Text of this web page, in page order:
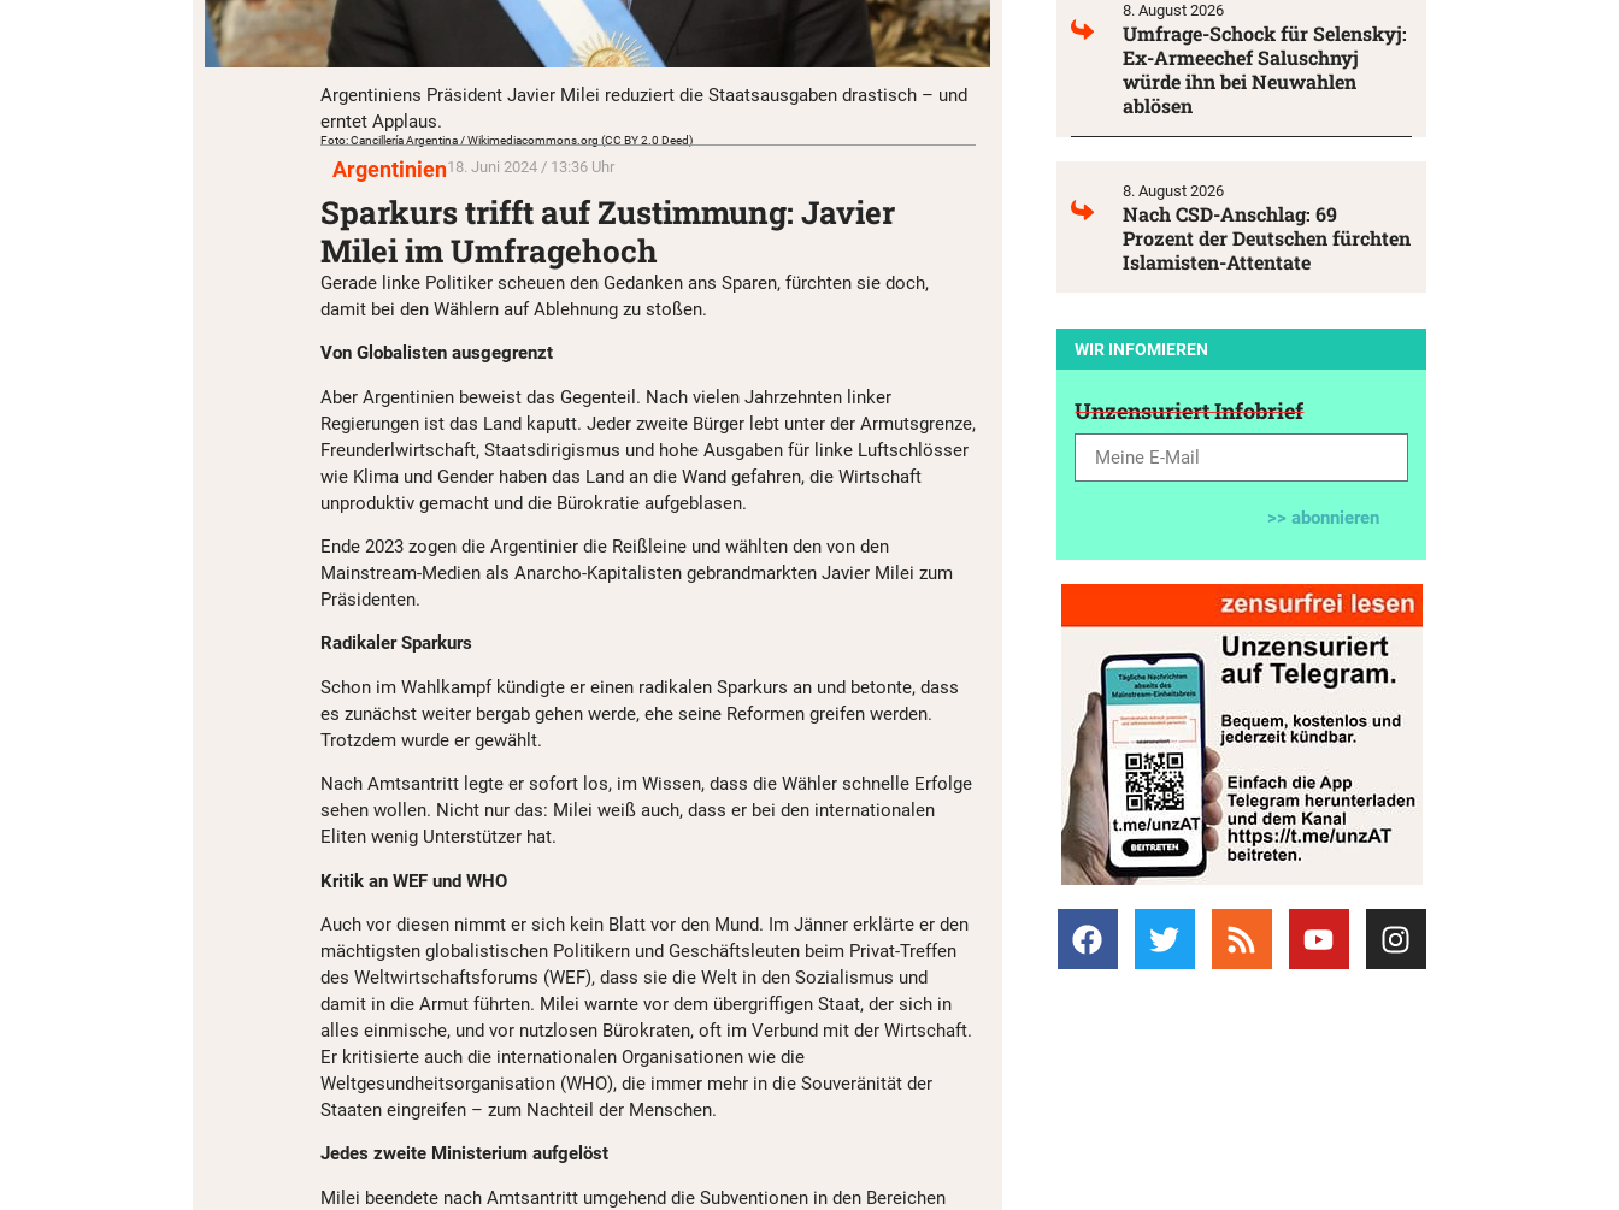
Argentiniens Präsident Javier Milei reduziert die Staatsausgaben drastisch – und
erntet Applaus.
Foto: Cancillería Argentina / Wikimediacommons.org (CC BY 2.0 Deed)
Argentinien18. Juni 2024 / 13:36 Uhr
Sparkurs trifft auf Zustimmung: Javier
Milei im Umfragehoch
Gerade linke Politiker scheuen den Gedanken ans Sparen, fürchten sie doch,
damit bei den Wählern auf Ablehnung zu stoßen.
Von Globalisten ausgegrenzt
Aber Argentinien beweist das Gegenteil. Nach vielen Jahrzehnten linker
Regierungen ist das Land kaputt. Jeder zweite Bürger lebt unter der Armutsgrenze,
Freunderlwirtschaft, Staatsdirigismus und hohe Ausgaben für linke Luftschlösser
wie Klima und Gender haben das Land an die Wand gefahren, die Wirtschaft
unproduktiv gemacht und die Bürokratie aufgeblasen.
Ende 2023 zogen die Argentinier die Reißleine und wählten den von den
Mainstream-Medien als Anarcho-Kapitalisten gebrandmarkten Javier Milei zum
Präsidenten.
Radikaler Sparkurs
Schon im Wahlkampf kündigte er einen radikalen Sparkurs an und betonte, dass
es zunächst weiter bergab gehen werde, ehe seine Reformen greifen werden.
Trotzdem wurde er gewählt.
Nach Amtsantritt legte er sofort los, im Wissen, dass die Wähler schnelle Erfolge
sehen wollen. Nicht nur das: Milei weiß auch, dass er bei den internationalen
Eliten wenig Unterstützer hat.
Kritik an WEF und WHO
Auch vor diesen nimmt er sich kein Blatt vor den Mund. Im Jänner erklärte er den
mächtigsten globalistischen Politikern und Geschäftsleuten beim Privat-Treffen
des Weltwirtschaftsforums (WEF), dass sie die Welt in den Sozialismus und
damit in die Armut führten. Milei warnte vor dem übergriffigen Staat, der sich in
alles einmische, und vor nutzlosen Bürokraten, oft im Verbund mit der Wirtschaft.
Er kritisierte auch die internationalen Organisationen wie die
Weltgesundheitsorganisation (WHO), die immer mehr in die Souveränität der
Staaten eingreifen – zum Nachteil der Menschen.
Jedes zweite Ministerium aufgelöst
Milei beendete nach Amtsantritt umgehend die Subventionen in den Bereichen
8. August 2026
Umfrage-Schock für Selenskyj:
Ex-Armeechef Saluschnyj
würde ihn bei Neuwahlen
ablösen
8. August 2026
Nach CSD-Anschlag: 69
Prozent der Deutschen fürchten
Islamisten-Attentate
WIR INFOMIEREN
Unzensuriert Infobrief
>> abonnieren